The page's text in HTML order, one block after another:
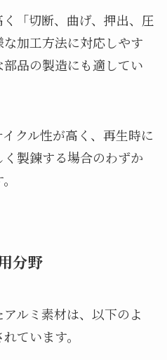
「切断、曲げ、押出、圧
加工方法に対応しやす
品の製造にも適してい
クル性が高く、再生時に
製錬する場合のわずか
分野
ルミ素材は、以下のよ
ています。